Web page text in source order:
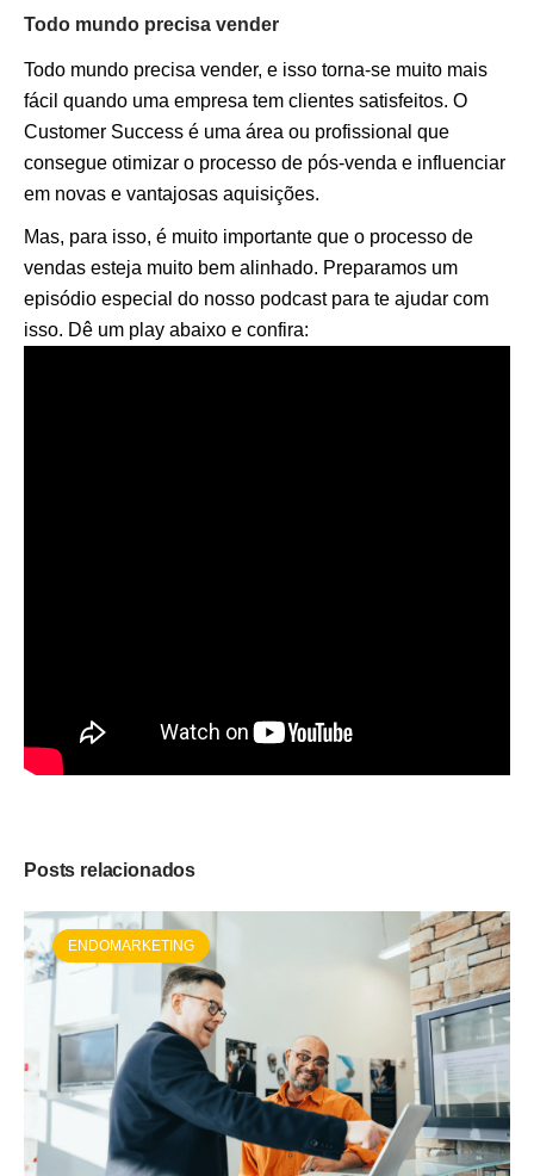
Todo mundo precisa vender
Todo mundo precisa vender, e isso torna-se muito mais
fácil quando uma empresa tem clientes satisfeitos. O
Customer Success é uma área ou profissional que
consegue otimizar o processo de pós-venda e influenciar
em novas e vantajosas aquisições.
Mas, para isso, é muito importante que o processo de
vendas esteja muito bem alinhado. Preparamos um
episódio especial do nosso podcast para te ajudar com
isso. Dê um play abaixo e confira:
Posts relacionados
ENDOMARKETING